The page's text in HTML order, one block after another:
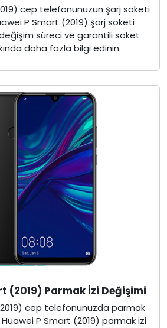
cep telefonunuzun şarj soketi
P Smart (2019) şarj soketi
süreci ve garantili soket
daha fazla bilgi edinin.
(2019) Parmak İzi Değişimi
cep telefonunuzda parmak
Huawei P Smart (2019) parmak izi